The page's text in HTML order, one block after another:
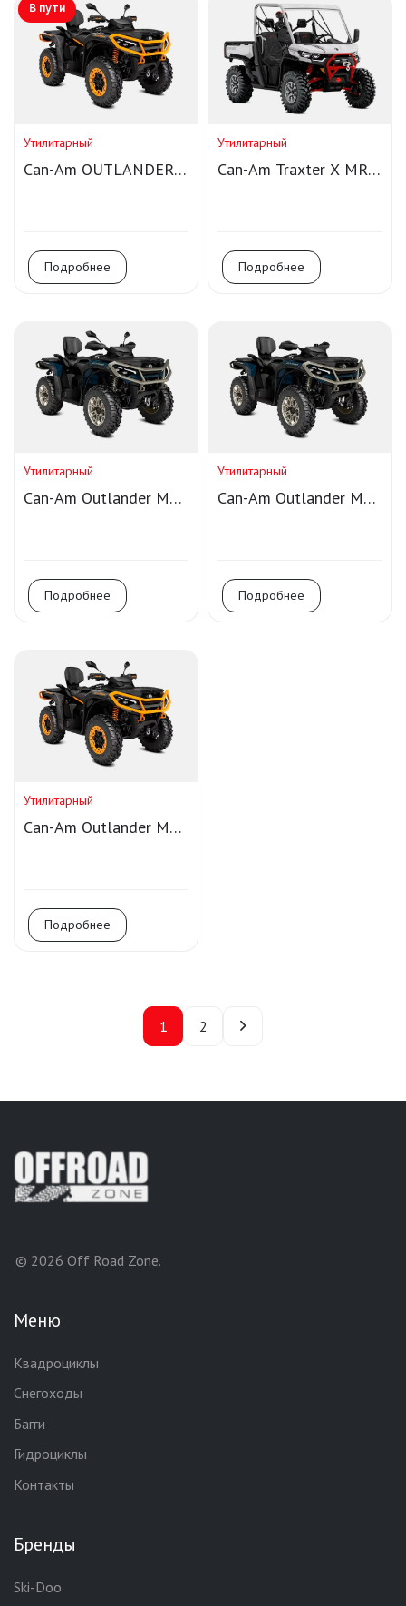
В пути
Утилитарный
Can-Am OUTLANDER
Подробнее
Утилитарный
Can-Am Traxter X MR
Подробнее
Утилитарный
Can-Am Outlander MAX
Подробнее
Утилитарный
Can-Am Outlander MAX
Подробнее
Утилитарный
Can-Am Outlander MAX
Подробнее
1 2
© 2026 Off Road Zone.
Меню
Квадроциклы
Снегоходы
Багги
Гидроциклы
Контакты
Бренды
Ski-Doo